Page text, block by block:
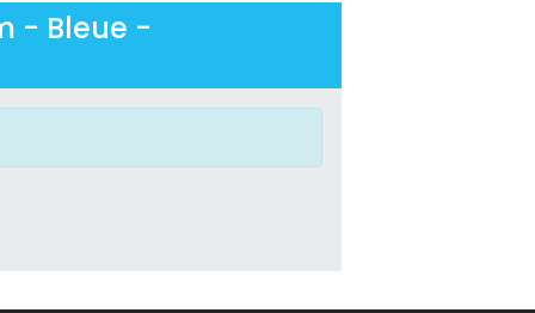
- Bleue -